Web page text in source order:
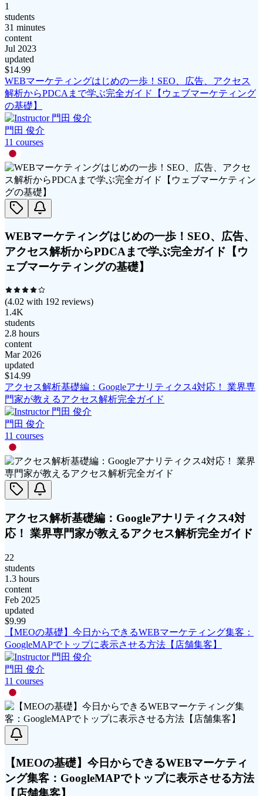
1
students
31 minutes
content
Jul 2023
updated
$14.99
WEBマーケティングはじめの一歩！SEO、広告、アクセス
解析からPDCAまで学ぶ完全ガイド【ウェブマーケティング
の基礎】
門田 俊介
11 courses
WEBマーケティングはじめの一歩！SEO、広告、
アクセス解析からPDCAまで学ぶ完全ガイド【ウ
ェブマーケティングの基礎】
(4.02 with 192 reviews)
1.4K
students
2.8 hours
content
Mar 2026
updated
$14.99
アクセス解析基礎編：Googleアナリティクス4対応！ 業界専
門家が教えるアクセス解析完全ガイド
門田 俊介
11 courses
アクセス解析基礎編：Googleアナリティクス4対
応！ 業界専門家が教えるアクセス解析完全ガイド
22
students
1.3 hours
content
Feb 2025
updated
$9.99
【MEOの基礎】今日からできるWEBマーケティング集客：
GoogleMAPでトップに表示させる方法【店舗集客】
門田 俊介
11 courses
【MEOの基礎】今日からできるWEBマーケティ
ング集客：GoogleMAPでトップに表示させる方法
【店舗集客】